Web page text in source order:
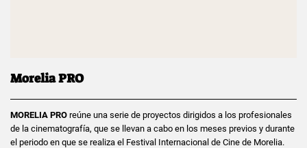
Morelia PRO
MORELIA PRO reúne una serie de proyectos dirigidos a los profesionales
de la cinematografía, que se llevan a cabo en los meses previos y durante
el periodo en que se realiza el Festival Internacional de Cine de Morelia.